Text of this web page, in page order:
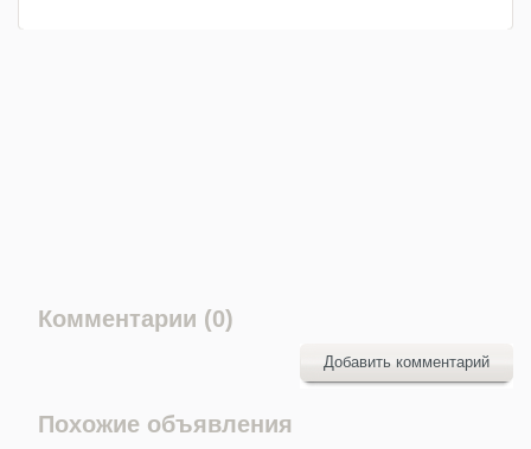
Комментарии (0)
Добавить комментарий
Похожие объявления